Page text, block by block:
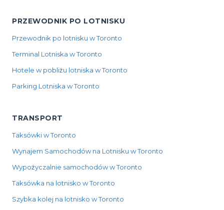
PRZEWODNIK PO LOTNISKU
Przewodnik po lotnisku w Toronto
Terminal Lotniska w Toronto
Hotele w pobliżu lotniska w Toronto
Parking Lotniska w Toronto
TRANSPORT
Taksówki w Toronto
Wynajem Samochodów na Lotnisku w Toronto
Wypożyczalnie samochodów w Toronto
Taksówka na lotnisko w Toronto
Szybka kolej na lotnisko w Toronto